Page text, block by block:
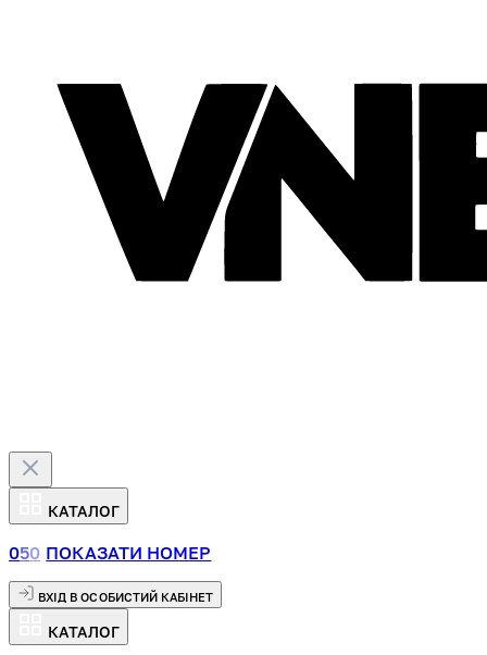
КАТАЛОГ
050 ПОКАЗАТИ НОМЕР
ВХІД В ОСОБИСТИЙ КАБІНЕТ
КАТАЛОГ